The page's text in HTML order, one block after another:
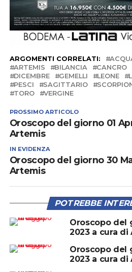
ARGOMENTI CORRELATI:
ARTEMIS
BILANCIA CANCRO
DICEMBRE
GEMELLI LEONE
PESCI
SAGITTARIO
TORO
VERGINE
PROSSIMO ARTICOLO
Oroscopo del giorno 01
Artemis
IN EVIDENZA
Oroscopo del giorno 30
Artemis
POTREBBE
Oroscopo del
2023 a cura di
Oroscopo del
2023 a cura di